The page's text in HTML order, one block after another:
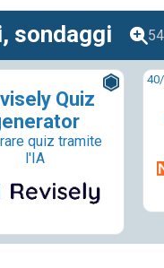
sondaggi
Quiz
quiz tramite
l'IA
40